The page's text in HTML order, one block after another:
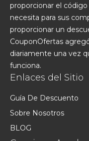
proporcionar el
necesita para sus
proporcionar un
CouponOfertas
diariamente una vez
funciona.
Enlaces del Sitio
Guía De Descuento
Sobre Nosotros
BLOG